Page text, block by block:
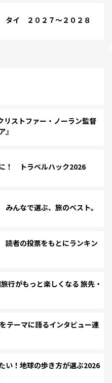
イ ２０２７～２０２８
ストファー・ノーラン監督
』
！ トラベルハック2026
んなで選ぶ、旅のベスト。
者の投票をもとにランキン
がもっと楽しくなる 旅先・
テーマに語るインタビュー連
い！地球の歩き方が選ぶ2026